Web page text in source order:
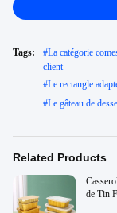
Tags: #La catégorie
client
#Le rectangle
#Le gâteau de
Related Products
de Tin